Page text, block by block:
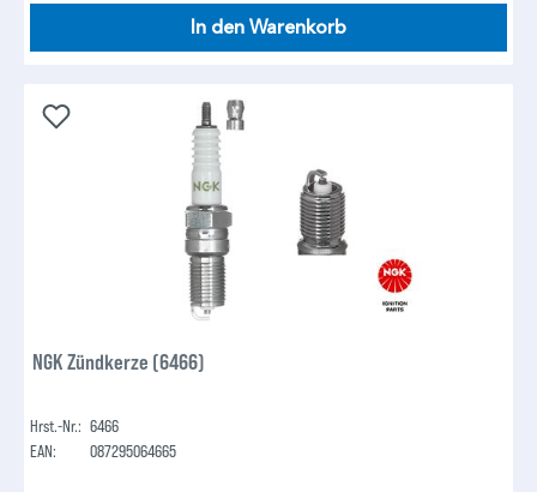
In den Warenkorb
NGK Zündkerze (6466)
Hrst.-Nr.: 6466
EAN:
087295064665